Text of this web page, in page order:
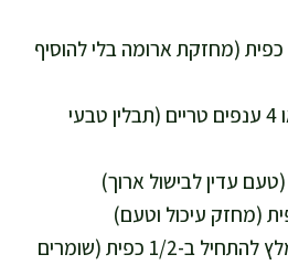
פפריקה מעושנת – 1 כפית (מחזקת ארומה בלי להוסיף
טימין יבש – 1 כפית או 4 ענפים טריים (תבלין טבעי
מלח – לפי טעם, מומלץ להתחיל ב-1/2 כפית (שומרים